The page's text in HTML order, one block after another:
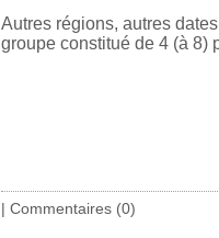
Autres régions, autres
groupe constitué de 4 (à 8)
| Commentaires (0)